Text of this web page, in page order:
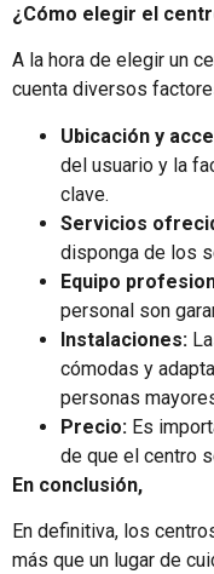
¿Cómo elegir el
A la hora de elegir un
cuenta diversos
Ubicación y
del usuario y la
clave.
Servicios
disponga de los
Equipo
personal son
Instalaciones:
cómodas y
personas
Precio: Es
de que el centro
En conclusión,
En definitiva, los
más que un lugar de